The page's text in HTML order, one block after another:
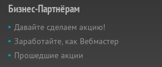
Бизнес-Партнёрам
Давайте сделаем акцию!
Заработайте, как Вебмастер
Прошедшие акции